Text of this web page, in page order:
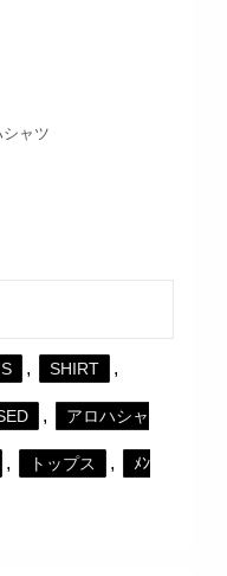
ャツ
, SHIRT ,
, アロハシャ
, トップス , ﾒﾝ